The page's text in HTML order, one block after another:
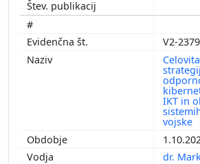
V2-2379
IKT in
vojske
dr.